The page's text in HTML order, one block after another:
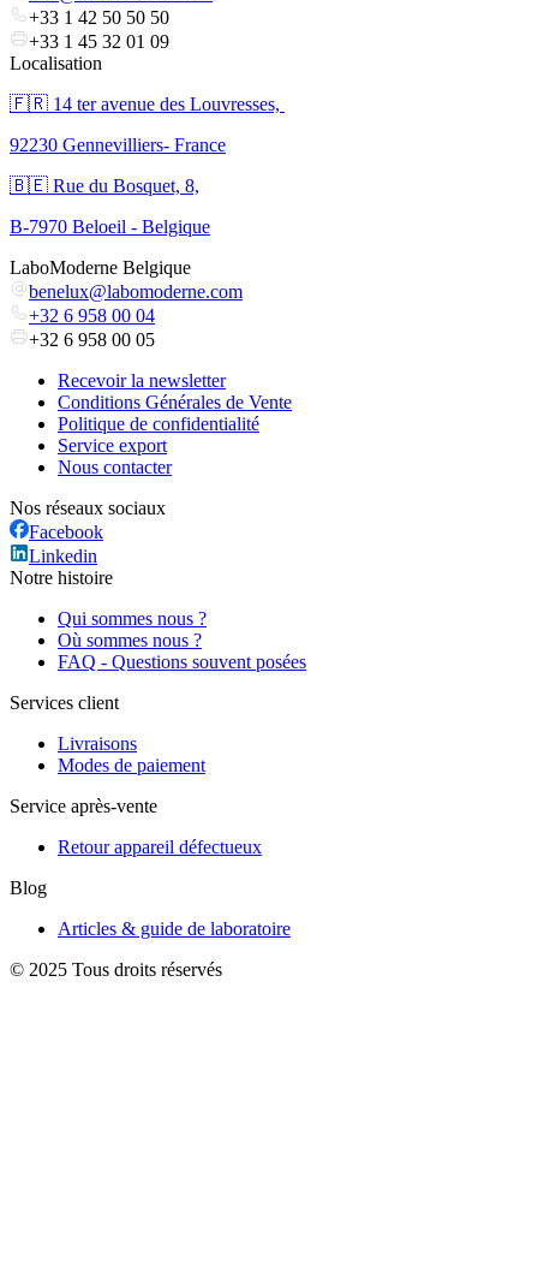
+33 1 42 50 50 50
+33 1 45 32 01 09
Localisation
🇫🇷 ​14 ter avenue des Louvresses,
92230 Gennevilliers- France
🇧🇪 Rue du Bosquet, 8,
B-7970 Beloeil - Belgique
LaboModerne Belgique
benelux@labomoderne.com
+32 6 958 00 04
+32 6 958 00 05
Recevoir la newsletter
Conditions Générales de Vente
Politique de confidentialité
Service export
Nous contacter
Nos réseaux sociaux
Facebook
Linkedin
Notre histoire
Qui sommes nous ?
Où sommes nous ?
FAQ - Questions souvent posées
Services client
Livraisons
Modes de paiement
Service après-vente
Retour appareil défectueux
Blog
Articles & guide de laboratoire
© 2025 Tous droits réservés